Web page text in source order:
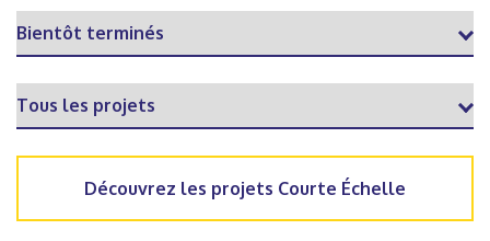
Découvrez les projets Courte Échelle